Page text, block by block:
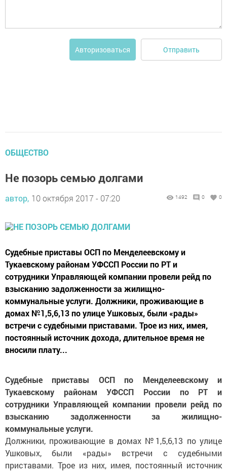
Авторизоваться Отправить
ОБЩЕСТВО
Не позорь семью долгами
автор, 10 октября 2017 - 07:20 1492 0 0
Судебные приставы ОСП по Менделеевскому и
Тукаевскому районам УФССП России по РТ и
сотрудники Управляющей компании провели рейд по
взысканию задолженности за жилищно-
коммунальные услуги. Должники, проживающие в
домах №1,5,6,13 по улице Ушковых, были «рады»
встречи с судебными приставами. Трое из них, имея,
постоянный источник дохода, длительное время не
вносили плату...
Судебные приставы ОСП по Менделеевскому и
Тукаевскому районам УФССП России по РТ и
сотрудники Управляющей компании провели рейд по
взысканию задолженности за жилищно-
коммунальные услуги.
Должники, проживающие в домах №1,5,6,13 по улице
Ушковых, были «рады» встречи с судебными
приставами. Трое из них, имея, постоянный источник